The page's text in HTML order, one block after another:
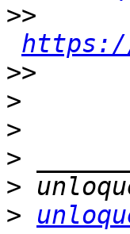
>>
>>
>
>
>
>
>